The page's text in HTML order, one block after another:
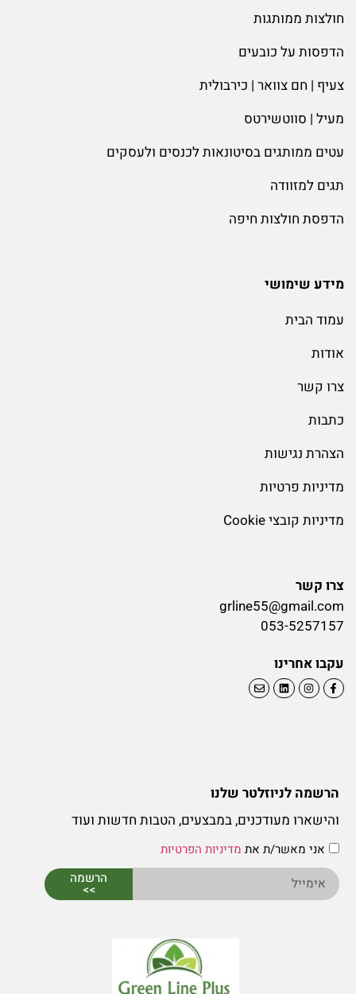
חולצות ממותגות
הדפסות על כובעים
צעיף | חם צוואר | כירבולית
מעיל | סווטשירטס
עטים ממותגים בסיטונאות לכנסים ולעסקים
תגים למזוודה
הדפסת חולצות חיפה
מידע שימושי
עמוד הבית
אודות
צרו קשר
כתבות
הצהרת נגישות
מדיניות פרטיות
מדיניות קובצי Cookie
צרו קשר
grline55@gmail.com
053-5257157
עקבו אחרינו
הרשמה לניוזלטר שלנו
והישארו מעודכנים, במבצעים, הטבות חדשות ועוד
אני מאשר/ת את מדיניות הפרטיות
הרשמה
>>